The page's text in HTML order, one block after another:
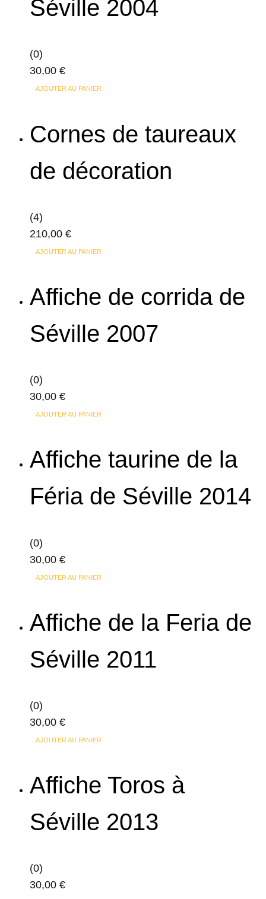
Séville 2004
(0)
30,00 €
AJOUTER AU PANIER
Cornes de taureaux
de décoration
(4)
210,00 €
AJOUTER AU PANIER
Affiche de corrida de
Séville 2007
(0)
30,00 €
AJOUTER AU PANIER
Affiche taurine de la
Féria de Séville 2014
(0)
30,00 €
AJOUTER AU PANIER
Affiche de la Feria de
Séville 2011
(0)
30,00 €
AJOUTER AU PANIER
Affiche Toros à
Séville 2013
(0)
30,00 €